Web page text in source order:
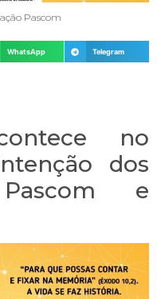
Pascom
WhatsApp Telegram
no
dos
e